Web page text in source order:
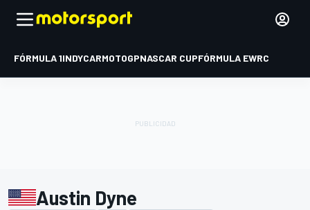
FÓRMULA 1INDYCARMOTOGPNASCAR CUPFÓRMULA EWRC
Austin Dyne